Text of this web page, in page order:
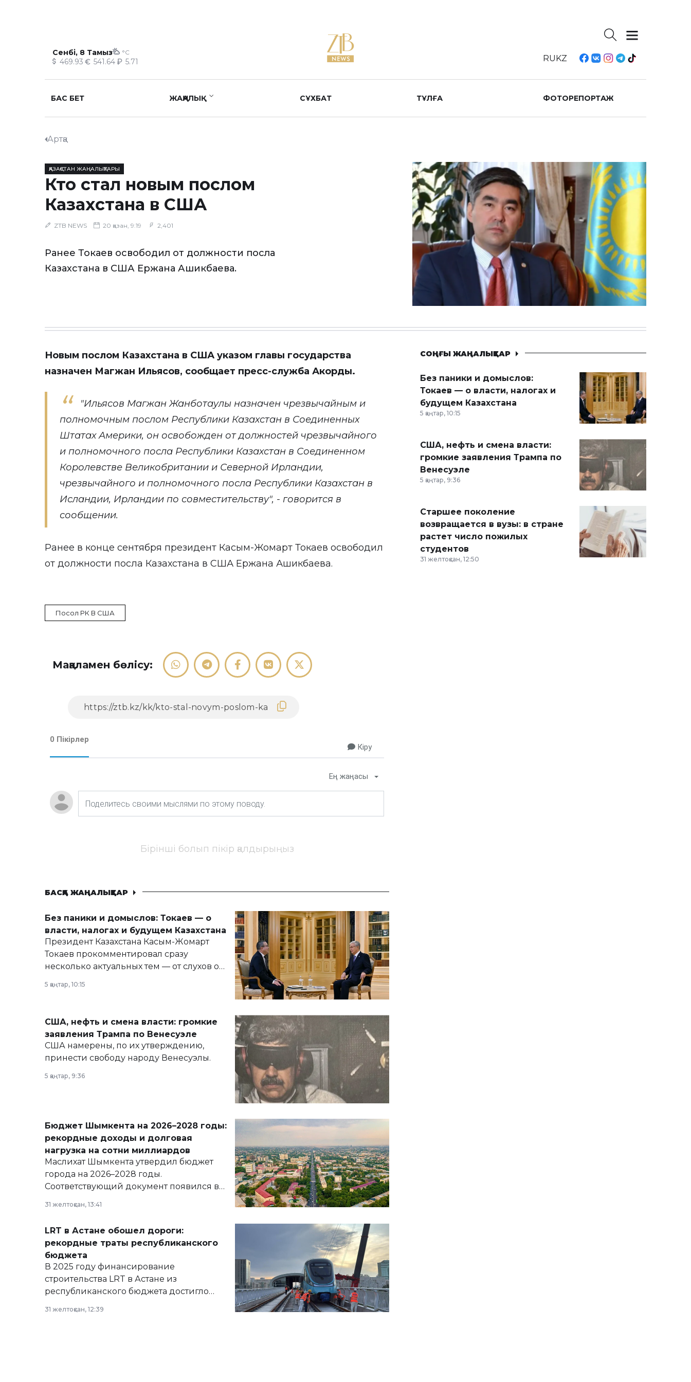
Сенбі, 8 Тамыз °C
469.93 541.64 5.71 RUKZ
БАС БЕТ ЖАҢАЛЫҚ СҰХБАТ ТҰЛҒА ФОТОРЕПОРТАЖ
Артқа
ҚАЗАҚСТАН ЖАҢАЛЫҚТАРЫ
Кто стал новым послом
Казахстана в США
ZTB NEWS 20 қазан, 9:19 2,401
Ранее Токаев освободил от должности посла
Казахстана в США Ержана Ашикбаева.
Новым послом Казахстана в США указом главы государства
назначен Магжан Ильясов, сообщает пресс-служба Акорды.
"Ильясов Магжан Жанботаулы назначен чрезвычайным и
полномочным послом Республики Казахстан в Соединенных
Штатах Америки, он освобожден от должностей чрезвычайного
и полномочного посла Республики Казахстан в Соединенном
Королевстве Великобритании и Северной Ирландии,
чрезвычайного и полномочного посла Республики Казахстан в
Исландии, Ирландии по совместительству", - говорится в
сообщении.
Ранее в конце сентября президент Касым-Жомарт Токаев освободил
от должности посла Казахстана в США Ержана Ашикбаева.
Посол РК В США
Мақаламен бөлісу:
0 Пікірлер
Кіру
Ең жаңасы
Бірінші болып пікір қалдырыңыз
БАСҚА ЖАҢАЛЫҚТАР
Без паники и домыслов: Токаев — о
власти, налогах и будущем Казахстана
Президент Казахстана Касым-Жомарт
Токаев прокомментировал сразу
несколько актуальных тем — от слухов о
армии, экономики и личного здоровья.
5 қаңтар, 10:15
США, нефть и смена власти: громкие
заявления Трампа по Венесуэле
США намерены, по их утверждению,
принести свободу народу Венесуэлы.
5 қаңтар, 9:36
Бюджет Шымкента на 2026–2028 годы:
рекордные доходы и долговая
нагрузка на сотни миллиардов
Маслихат Шымкента утвердил бюджет
города на 2026–2028 годы.
Соответствующий документ появился в
сайте маслихат города.
31 желтоқсан, 13:41
LRT в Астане обошел дороги:
рекордные траты республиканского
бюджета
В 2025 году финансирование
строительства LRT в Астане из
республиканского бюджета достигло
31 желтоқсан, 12:39
СОҢҒЫ ЖАҢАЛЫҚТАР
Без паники и домыслов:
Токаев — о власти, налогах и
будущем Казахстана
5 қаңтар, 10:15
США, нефть и смена власти:
громкие заявления Трампа по
Венесуэле
5 қаңтар, 9:36
Старшее поколение
возвращается в вузы: в стране
растет число пожилых
студентов
31 желтоқсан, 12:50